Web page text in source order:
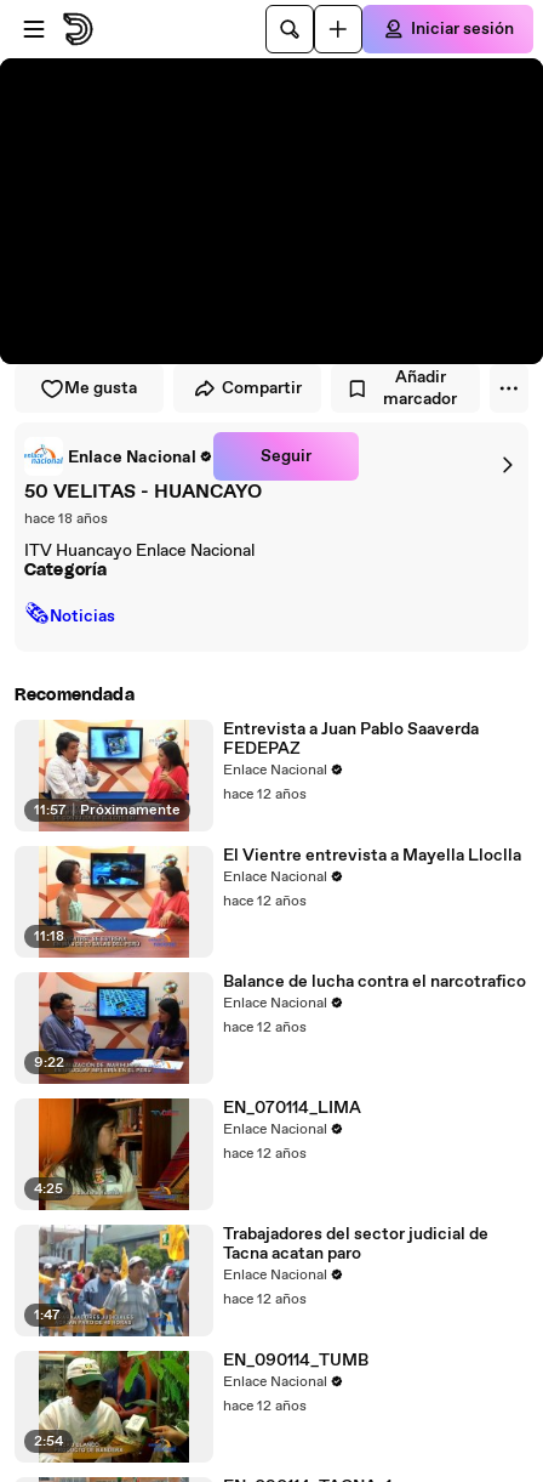
Saltar al reproductor
Saltar al contenido principal
Iniciar sesión
Me gusta Compartir
Añadir
marcador
Enlace Nacional Seguir
50 VELITAS - HUANCAYO
hace 18 años
ITV Huancayo Enlace Nacional
Categoría
🗞Noticias
Recomendada
11:57 | Próximamente
Entrevista a Juan Pablo Saaverda
FEDEPAZ
Enlace Nacional
hace 12 años
11:18
El Vientre entrevista a Mayella Lloclla
Enlace Nacional
hace 12 años
9:22
Balance de lucha contra el narcotrafico
Enlace Nacional
hace 12 años
4:25
EN_070114_LIMA
Enlace Nacional
hace 12 años
1:47
Trabajadores del sector judicial de
Tacna acatan paro
Enlace Nacional
hace 12 años
2:54
EN_090114_TUMB
Enlace Nacional
hace 12 años